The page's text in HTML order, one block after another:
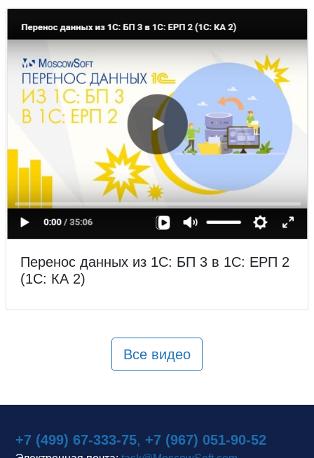
Перенос данных из 1С: БП 3 в 1С: ЕРП 2
(1С: КА 2)
Все видео
+7 (499) 67-333-75, +7 (967) 051-90-52